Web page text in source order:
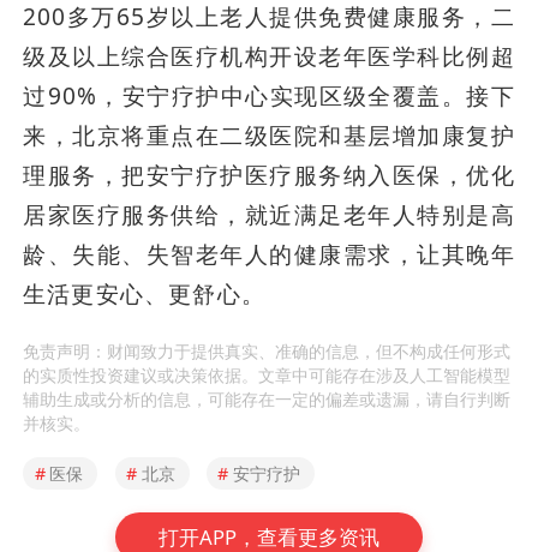
200多万65岁以上老人提供免费健康服务，二
级及以上综合医疗机构开设老年医学科比例超
过90%，安宁疗护中心实现区级全覆盖。接下
来，北京将重点在二级医院和基层增加康复护
理服务，把安宁疗护医疗服务纳入医保，优化
居家医疗服务供给，就近满足老年人特别是高
龄、失能、失智老年人的健康需求，让其晚年
生活更安心、更舒心。
免责声明：财闻致力于提供真实、准确的信息，但不构成任何形式
的实质性投资建议或决策依据。文章中可能存在涉及人工智能模型
辅助生成或分析的信息，可能存在一定的偏差或遗漏，请自行判断
并核实。
# 医保 # 北京 # 安宁疗护
打开APP，查看更多资讯